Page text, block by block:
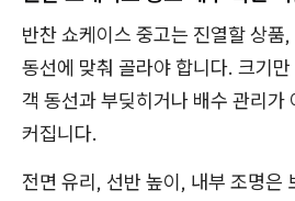
반찬 쇼케이스 중고는 진열할 상품
동선에 맞춰 골라야 합니다. 크기
객 동선과 부딪히거나 배수 관리가
커집니다.
전면 유리, 선반 높이, 내부 조명은